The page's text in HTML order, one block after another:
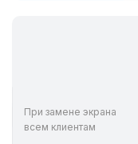
При замене экрана
всем клиентам